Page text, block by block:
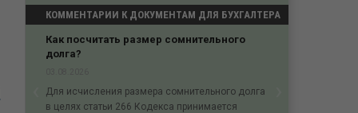
КОММЕНТАРИИ К ДОКУМЕНТАМ ДЛЯ БУХГАЛТЕРА
Как посчитать размер сомнительного
долга?
Для исчисления размера сомнительного долга
в целях статьи 266 Кодекса принимается
Previous